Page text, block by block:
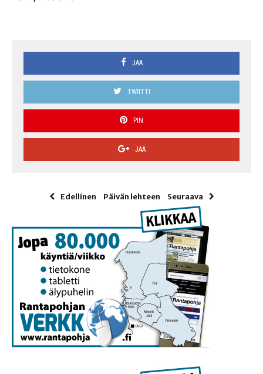
JAA
TWIITTI
PIN
JAA
Edellinen Päivän lehteen Seuraava